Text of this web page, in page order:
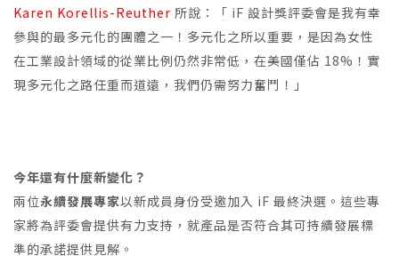
Karen Korellis-Reuther 所說：「 iF 設計獎評委會是我有幸
參與的最多元化的團體之一！多元化之所以重要，是因為女性
在工業設計領域的從業比例仍然非常低，在美國僅佔 18%！實
現多元化之路任重而道遠，我們仍需努力奮鬥！」
今年還有什麼新變化？
兩位永續發展專家以新成員身份受邀加入 iF 最終決選。這些專
家將為評委會提供有力支持，就產品是否符合其可持續發展標
準的承諾提供見解。